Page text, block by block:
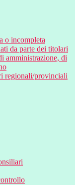
o incompleta
da parte dei titolari
amministrazione, di
regionali/provinciali